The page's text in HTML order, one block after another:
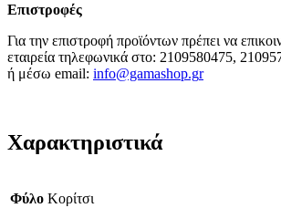
Επιστροφές
Για την επιστροφή προϊόντων πρέπει να
εταιρεία τηλεφωνικά στο: 2109580475,
ή μέσω email: info@gamashop.gr
Χαρακτηριστικά
Φύλο Κορίτσι